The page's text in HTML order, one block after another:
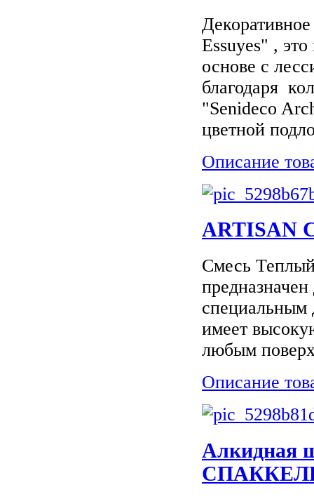
Essuyes" ,
основе с
благодаря
"Senideco
цветной
Описание
ARTISAN
Смесь
специальным
имеет
любым
Описание
Aлкидная
СПАККЕЛИ